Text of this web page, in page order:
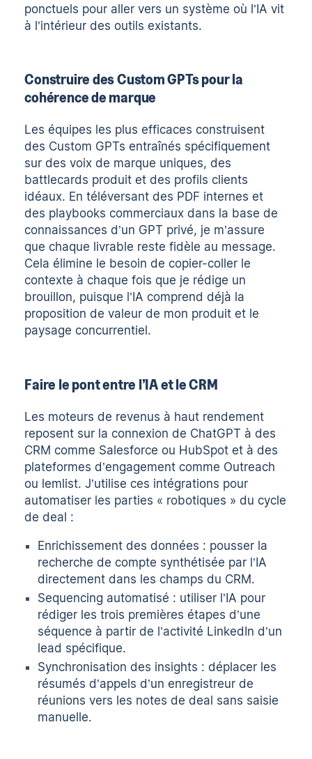
ponctuels pour aller vers un système où l’IA vit
à l’intérieur des outils existants.
Construire des Custom GPTs pour la
cohérence de marque
Les équipes les plus efficaces construisent
des Custom GPTs entraînés spécifiquement
sur des voix de marque uniques, des
battlecards produit et des profils clients
idéaux. En téléversant des PDF internes et
des playbooks commerciaux dans la base de
connaissances d’un GPT privé, je m’assure
que chaque livrable reste fidèle au message.
Cela élimine le besoin de copier-coller le
contexte à chaque fois que je rédige un
brouillon, puisque l’IA comprend déjà la
proposition de valeur de mon produit et le
paysage concurrentiel.
Faire le pont entre l’IA et le CRM
Les moteurs de revenus à haut rendement
reposent sur la connexion de ChatGPT à des
CRM comme Salesforce ou HubSpot et à des
plateformes d’engagement comme Outreach
ou lemlist. J’utilise ces intégrations pour
automatiser les parties « robotiques » du cycle
de deal :
Enrichissement des données : pousser la
recherche de compte synthétisée par l’IA
directement dans les champs du CRM.
Sequencing automatisé : utiliser l’IA pour
rédiger les trois premières étapes d’une
séquence à partir de l’activité LinkedIn d’un
lead spécifique.
Synchronisation des insights : déplacer les
résumés d’appels d’un enregistreur de
réunions vers les notes de deal sans saisie
manuelle.